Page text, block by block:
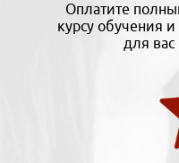
Оплатите
курсу обучения
для